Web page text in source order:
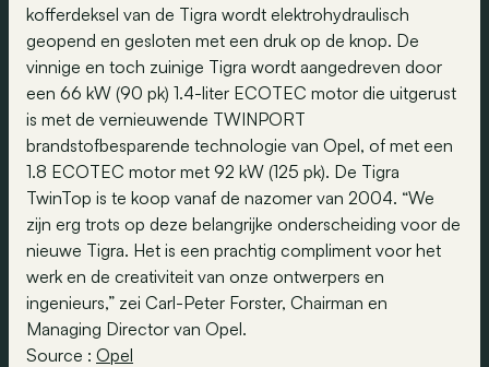
kofferdeksel van de Tigra wordt elektrohydraulisch
geopend en gesloten met een druk op de knop. De
vinnige en toch zuinige Tigra wordt aangedreven door
een 66 kW (90 pk) 1.4-liter ECOTEC motor die uitgerust
is met de vernieuwende TWINPORT
brandstofbesparende technologie van Opel, of met een
1.8 ECOTEC motor met 92 kW (125 pk). De Tigra
TwinTop is te koop vanaf de nazomer van 2004. “We
zijn erg trots op deze belangrijke onderscheiding voor de
nieuwe Tigra. Het is een prachtig compliment voor het
werk en de creativiteit van onze ontwerpers en
ingenieurs,” zei Carl-Peter Forster, Chairman en
Managing Director van Opel.
Source : Opel